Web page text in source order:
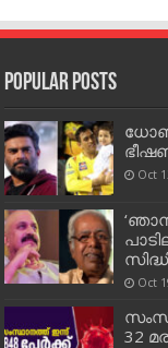
Popular Posts
Oct
Oct
32